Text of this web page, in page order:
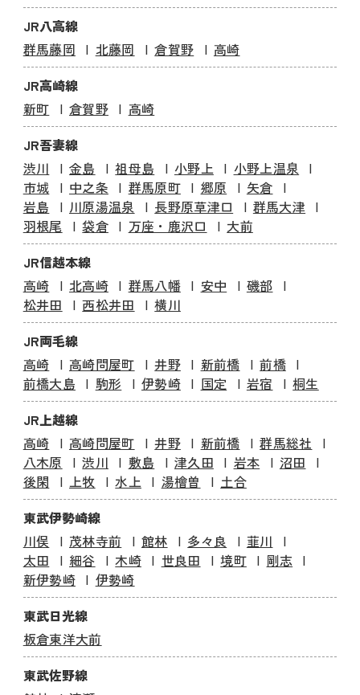
JR八高線
群馬藤岡
北藤岡 倉賀野
高崎
JR高崎線
新町
倉賀野
高崎
JR吾妻線
渋川
金島 祖母島 小野上
小野上温泉
市城
中之条 群馬原町 郷原
矢倉
岩島
川原湯温泉 長野原草津口
群馬大津
羽根尾
袋倉 万座・鹿沢口
大前
JR信越本線
高崎
北高崎 群馬八幡 安中
磯部
松井田
西松井田
横川
JR両毛線
高崎
高崎問屋町 井野 新前橋
前橋
前橋大島
駒形 伊勢崎 国定 岩宿
桐生
JR上越線
高崎
高崎問屋町 井野 新前橋
群馬総社
八木原
渋川 敷島 津久田 岩本
沼田
後閑
上牧 水上 湯檜曽
土合
東武伊勢崎線
川俣
茂林寺前 館林 多々良
韮川
太田
細谷 木崎 世良田 境町
剛志
新伊勢崎
伊勢崎
東武日光線
板倉東洋大前
東武佐野線